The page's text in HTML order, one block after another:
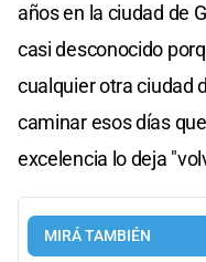
años en la ciudad de
casi desconocido
cualquier otra ciudad
caminar esos días
excelencia lo deja
MIRÁ TAMBIÉN